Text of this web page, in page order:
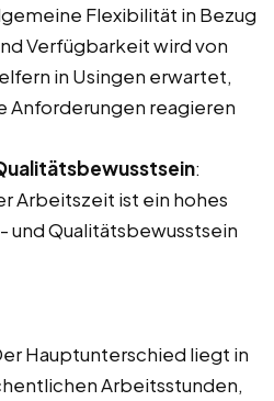
Flexibilität in Bezug
Verfügbarkeit wird von
in Usingen erwartet,
Anforderungen reagieren
:
Arbeitszeit ist ein hohes
und Qualitätsbewusstsein
Hauptunterschied liegt in
Arbeitsstunden,